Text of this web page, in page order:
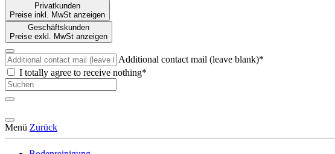
Privatkunden
Preise inkl. MwSt anzeigen
Geschäftskunden
Preise exkl. MwSt anzeigen
Additional contact mail (leave blank)*
I totally agree to receive nothing*
Menü Zurück